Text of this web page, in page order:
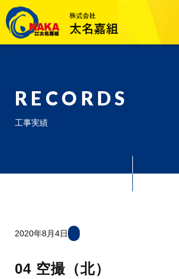
RECORDS
工事実績
2020年8月4日
04 空撮（北）